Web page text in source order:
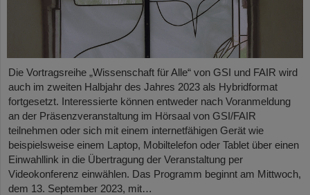
Die Vortragsreihe „Wissenschaft für Alle“ von GSI und FAIR wird
auch im zweiten Halbjahr des Jahres 2023 als Hybridformat
fortgesetzt. Interessierte können entweder nach Voranmeldung
an der Präsenzveranstaltung im Hörsaal von GSI/FAIR
teilnehmen oder sich mit einem internetfähigen Gerät wie
beispielsweise einem Laptop, Mobiltelefon oder Tablet über einen
Einwahllink in die Übertragung der Veranstaltung per
Videokonferenz einwählen. Das Programm beginnt am Mittwoch,
dem 13. September 2023, mit…